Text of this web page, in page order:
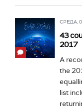
СРЕДА,
43
2017
A
the
list